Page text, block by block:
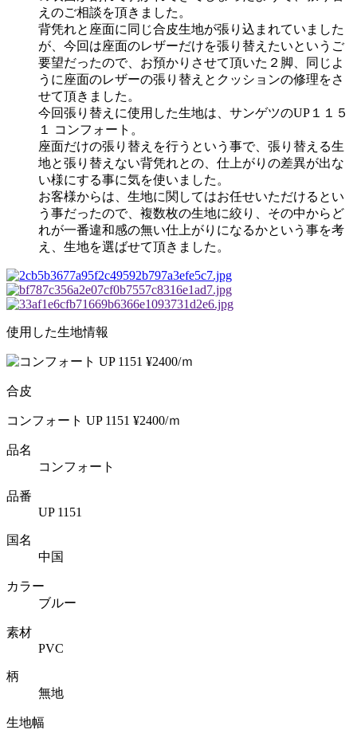
えのご相談を頂きました。
背凭れと座面に同じ合皮生地が張り込まれていました
が、今回は座面のレザーだけを張り替えたいというご
要望だったので、お預かりさせて頂いた２脚、同じよ
うに座面のレザーの張り替えとクッションの修理をさ
せて頂きました。
今回張り替えに使用した生地は、サンゲツのUP１１５
１ コンフォート。
座面だけの張り替えを行うという事で、張り替える生
地と張り替えない背凭れとの、仕上がりの差異が出な
い様にする事に気を使いました。
お客様からは、生地に関してはお任せいただけるとい
う事だったので、複数枚の生地に絞り、その中からど
れが一番違和感の無い仕上がりになるかという事を考
え、生地を選ばせて頂きました。
使用した生地情報
合皮
コンフォート UP 1151 ¥2400/ｍ
品名
コンフォート
品番
UP 1151
国名
中国
カラー
ブルー
素材
PVC
柄
無地
生地幅